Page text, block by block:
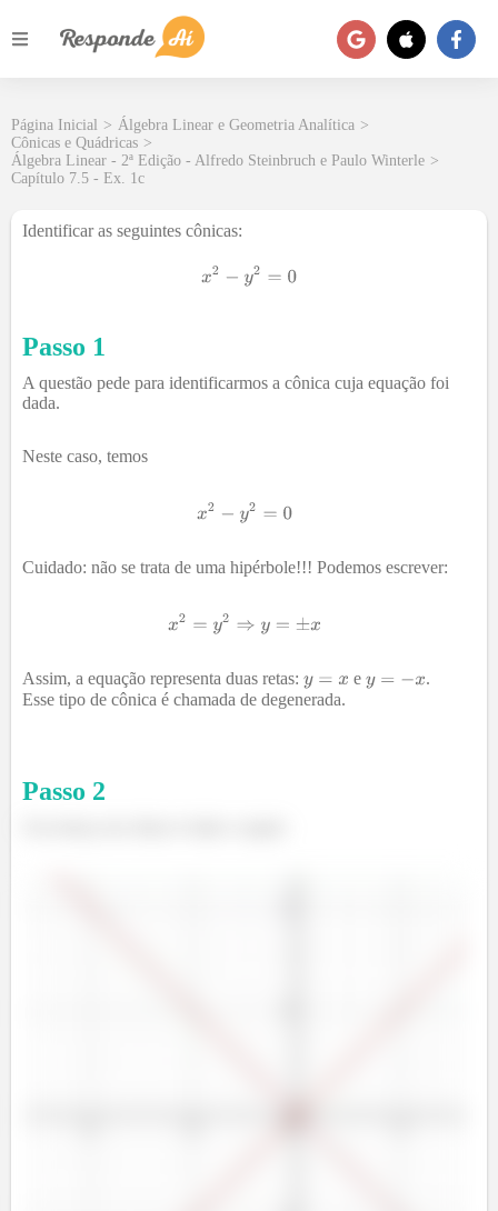
Página Inicial > Álgebra Linear e Geometria Analítica >
Cônicas e Quádricas >
Álgebra Linear - 2ª Edição - Alfredo Steinbruch e Paulo Winterle >
Capítulo 7.5 - Ex. 1c
Identificar as seguintes cônicas:
Passo 1
A questão pede para identificarmos a cônica cuja equação foi
dada.
Neste caso, temos
Cuidado: não se trata de uma hipérbole!!! Podemos escrever:
Assim, a equação representa duas retas: e
.
Esse tipo de cônica é chamada de degenerada.
Passo 2